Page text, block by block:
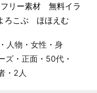
リー素材 無料イラ
こぶ ほほえむ
・ 人物 ・女性 ・身
ズ ・ 正面 ・ 50代 ・
・ 2人